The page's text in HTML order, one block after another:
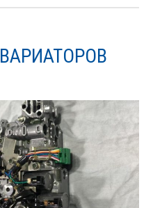
ВАРИАТОРОВ